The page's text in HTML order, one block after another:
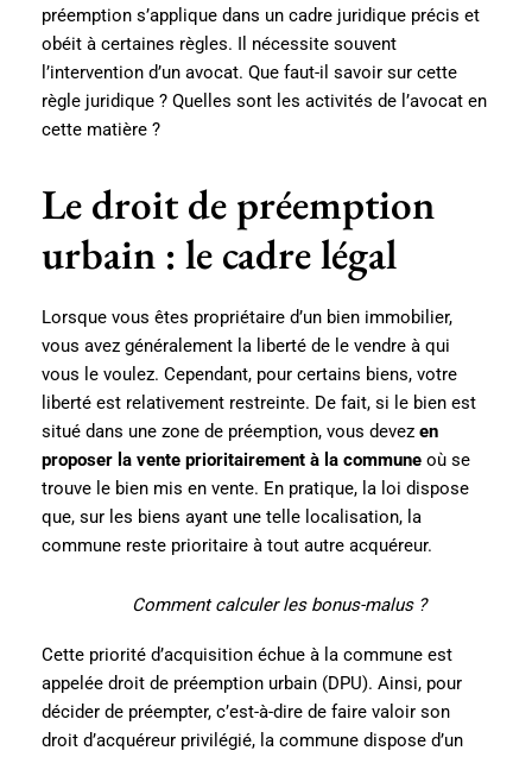
préemption s’applique dans un cadre juridique précis et
obéit à certaines règles. Il nécessite souvent
l’intervention d’un avocat. Que faut-il savoir sur cette
règle juridique ? Quelles sont les activités de l’avocat en
cette matière ?
Le droit de préemption
urbain : le cadre légal
Lorsque vous êtes propriétaire d’un bien immobilier,
vous avez généralement la liberté de le vendre à qui
vous le voulez. Cependant, pour certains biens, votre
liberté est relativement restreinte. De fait, si le bien est
situé dans une zone de préemption, vous devez en
proposer la vente prioritairement à la commune où se
trouve le bien mis en vente. En pratique, la loi dispose
que, sur les biens ayant une telle localisation, la
commune reste prioritaire à tout autre acquéreur.
Comment calculer les bonus-malus ?
Cette priorité d’acquisition échue à la commune est
appelée droit de préemption urbain (DPU). Ainsi, pour
décider de préempter, c’est-à-dire de faire valoir son
droit d’acquéreur privilégié, la commune dispose d’un